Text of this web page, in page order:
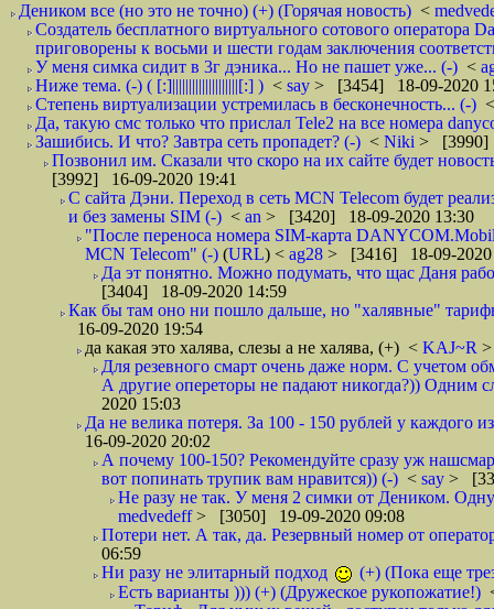
Деником все (но это не точно) (+) (Горячая новость) <
Создатель бесплатного виртуального сотового
приговорены к восьми и шести годам заключения
У меня симка сидит в 3г дэника... Но не пашет уже... (-) <
Ниже тема. (-) ( [:]||||||||||||||||||||[:] ) < say > [3454] 18-09-2020
Степень виртуализации устремилась в бесконечность... (-)
Да, такую смс только что прислал Tele2 на все номера
Зашибись. И что? Завтра сеть пропадет? (-) < Niki > [3990]
Позвонил им. Сказали что скоро на их сайте будет
[3992] 16-09-2020 19:41
С сайта Дэни. Переход в сеть MCN Telecom будет
и без замены SIM (-) < an > [3420] 18-09-2020 13:30
"После переноса номера SIM-карта
MCN Telecom" (-) (URL) < ag28 > [3416] 18-09-2020
Да эт понятно. Можно подумать, что щас Даня
[3404] 18-09-2020 14:59
Как бы там оно ни пошло дальше, но "халявные"
16-09-2020 19:54
да какая это халява, слезы а не халява, (+) < KAJ~R
Для резевного смарт очень даже норм. С учетом
А другие опереторы не падают никогда?)) Одним
2020 15:03
Да не велика потеря. За 100 - 150 рублей у
16-09-2020 20:02
А почему 100-150? Рекомендуйте сразу уж
вот попинать трупик вам нравится)) (-) < say >
Не разу не так. У меня 2 симки от Деником.
medvedeff> [3050] 19-09-2020 09:08
Потери нет. А так, да. Резервный номер от
06:59
Ни разу не элитарный подход
(+) (Пока еще
Есть варианты ))) (+) (Дружеское рукопожатие!)